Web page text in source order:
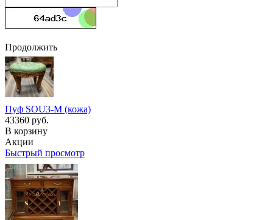
Продолжить
Пуф SOU3-M (кожа)
43360 руб.
В корзину
Акции
Быстрый просмотр